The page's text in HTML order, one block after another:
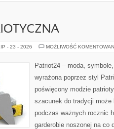
- 23 - 2026 MOŻLIWOŚĆ
Patriot24 – moda,
wyrażona poprzez styl
poświęcony modzie
szacunek do tradycji
podczas ważnych rocznic
garderobie noszonej na co